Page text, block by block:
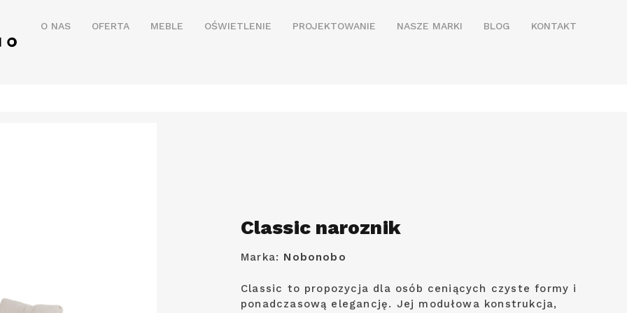
O NAS OFERTA MEBLE OŚWIETLENIE PROJEKTOWANIE NASZE MARKI BLOG KONTAKT
Classic naroznik
Marka: Nobonobo
Classic to propozycja dla osób ceniących czyste formy i
ponadczasową elegancję. Jej modułowa konstrukcja,